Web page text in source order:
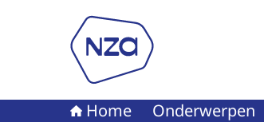
Home Onderwerpen